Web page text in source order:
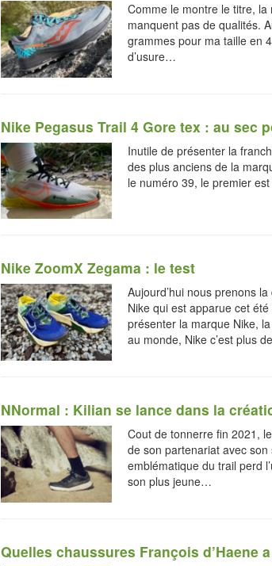
Comme le montre le titre,
manquent pas de qualités.
grammes pour ma taille en
d’usure…
Nike Pegasus Trail 4 Gore tex : au sec
Inutile de présenter la
des plus anciens de la
le numéro 39, le premier
Nike ZoomX Zegama : le test
Aujourd’hui nous prenons
Nike qui est apparue cet
présenter la marque Nike,
au monde, Nike c’est plus
NNormal : Kilian se lance dans la
Cout de tonnerre fin 2021,
de son partenariat avec
emblématique du trail perd
son plus jeune…
Quelles chaussures François d’Haene